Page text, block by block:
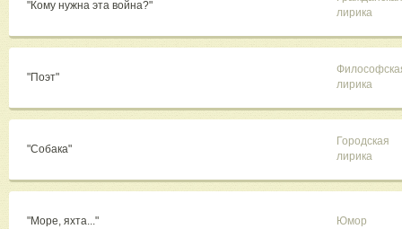
"Кому нужна эта война?"
лирика
"Поэт"
лирика
"Собака"
Городская
лирика
"Море, яхта..." Юмор